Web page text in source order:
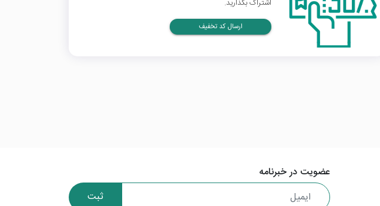
اشتراک بگذارید.
ارسال کد تخفیف
عضویت در خبرنامه
ثبت